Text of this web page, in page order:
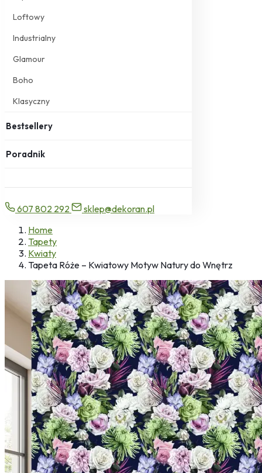
Loftowy
Industrialny
Glamour
Boho
Klasyczny
Bestsellery
Poradnik
607 802 292
sklep@dekoran.pl
Home
Tapety
Kwiaty
Tapeta Róże – Kwiatowy Motyw Natury do Wnętrz